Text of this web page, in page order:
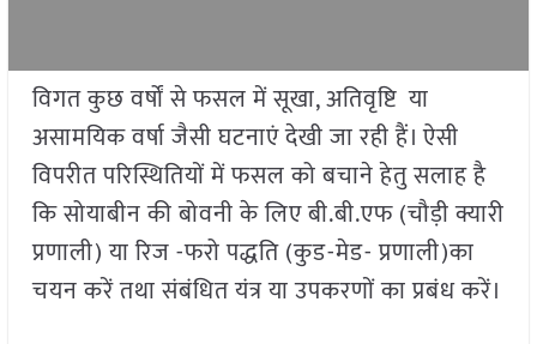
विगत कुछ वर्षों से फसल में सूखा, अतिवृष्टि या
असामयिक वर्षा जैसी घटनाएं देखी जा रही हैं। ऐसी
विपरीत परिस्थितियों में फसल को बचाने हेतु सलाह है
कि सोयाबीन की बोवनी के लिए बी.बी.एफ (चौड़ी क्यारी
प्रणाली) या रिज -फरो पद्धति (कुड-मेड- प्रणाली)का
चयन करें तथा संबंधित यंत्र या उपकरणों का प्रबंध करें।